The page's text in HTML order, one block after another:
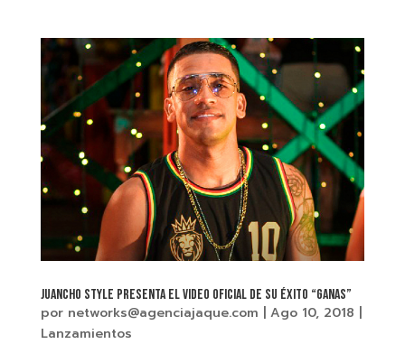
JUANCHO STYLE Presenta el video oficial de su éxito “GANAS”
por networks@agenciajaque.com Ago 10, 2018
Lanzamientos